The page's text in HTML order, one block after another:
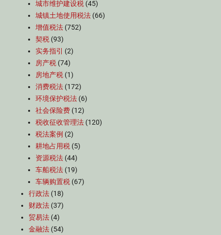
城市维护建设税 (45)
城镇土地使用税法 (66)
增值税法 (752)
契税 (93)
实务指引
(2)
房产税 (74)
房地产税 (1)
消费税法 (172)
环境保护税法 (6)
社会保险费 (12)
税收征收管理法 (120)
税法案例 (2)
耕地占用税 (5)
资源税法 (44)
车船税法 (19)
车辆购置税 (67)
行政法 (18)
财政法 (37)
贸易法 (4)
金融法 (54)